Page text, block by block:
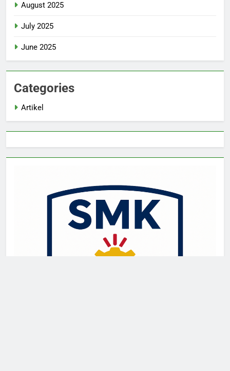
August 2025
July 2025
June 2025
Categories
Artikel